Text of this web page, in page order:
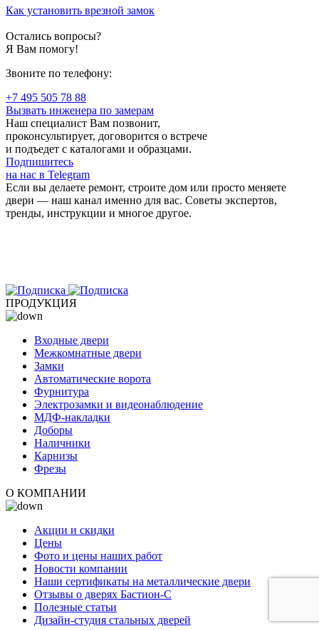
Как установить врезной замок
Остались вопросы?
Я Вам помогу!
Звоните по телефону:
+7 495 505 78 88
Вызвать инженера по замерам
Наш специалист Вам позвонит,
проконсультирует, договорится о встрече
и подъедет с каталогами и образцами.
Подпишитесь
на нас в Telegram
Если вы делаете ремонт, строите дом или просто меняете
двери — наш канал именно для вас. Советы экспертов,
тренды, инструкции и многое другое.
ПРОДУКЦИЯ
Входные двери
Межкомнатные двери
Замки
Автоматические ворота
Фурнитура
Электрозамки и видеонаблюдение
МДФ-накладки
Доборы
Наличники
Карнизы
Фрезы
О КОМПАНИИ
Акции и скидки
Цены
Фото и цены наших работ
Новости компании
Наши сертификаты на металлические двери
Отзывы о дверях Бастион-С
Полезные статьи
Дизайн-студия стальных дверей